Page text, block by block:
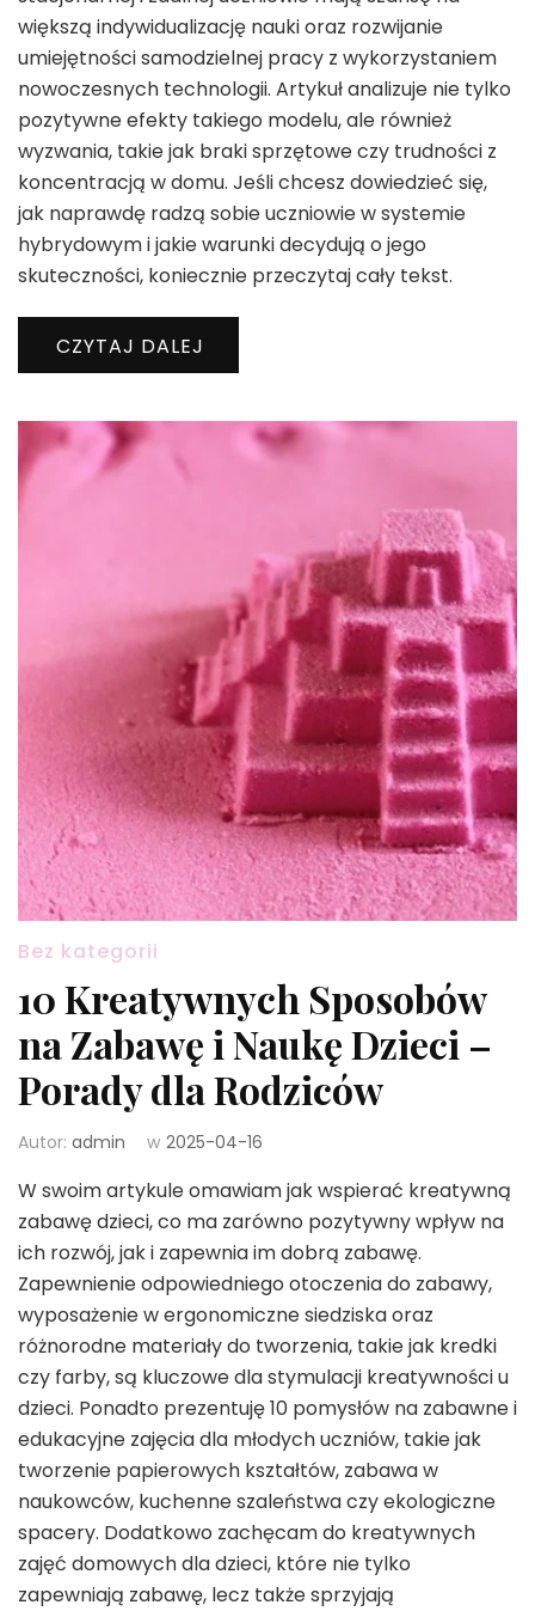
większą indywidualizację nauki oraz rozwijanie
umiejętności samodzielnej pracy z wykorzystaniem
nowoczesnych technologii. Artykuł analizuje nie tylko
pozytywne efekty takiego modelu, ale również
wyzwania, takie jak braki sprzętowe czy trudności z
koncentracją w domu. Jeśli chcesz dowiedzieć się,
jak naprawdę radzą sobie uczniowie w systemie
hybrydowym i jakie warunki decydują o jego
skuteczności, koniecznie przeczytaj cały tekst.
CZYTAJ DALEJ
Bez kategorii
10 Kreatywnych Sposobów
na Zabawę i Naukę Dzieci –
Porady dla Rodziców
Autor: admin w 2025-04-16
W swoim artykule omawiam jak wspierać kreatywną
zabawę dzieci, co ma zarówno pozytywny wpływ na
ich rozwój, jak i zapewnia im dobrą zabawę.
Zapewnienie odpowiedniego otoczenia do zabawy,
wyposażenie w ergonomiczne siedziska oraz
różnorodne materiały do tworzenia, takie jak kredki
czy farby, są kluczowe dla stymulacji kreatywności u
dzieci. Ponadto prezentuję 10 pomysłów na zabawne i
edukacyjne zajęcia dla młodych uczniów, takie jak
tworzenie papierowych kształtów, zabawa w
naukowców, kuchenne szaleństwa czy ekologiczne
spacery. Dodatkowo zachęcam do kreatywnych
zajęć domowych dla dzieci, które nie tylko
zapewniają zabawę, lecz także sprzyjają